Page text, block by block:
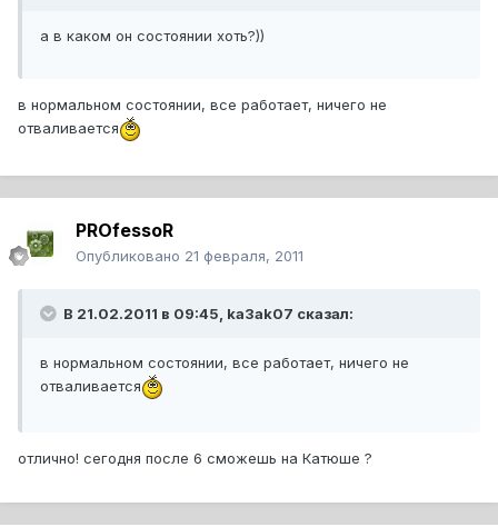
а в каком он состоянии хоть?))
в нормальном состоянии, все работает, ничего не
отваливается
PROfessoR
Опубликовано 21 февраля, 2011
В 21.02.2011 в 09:45, ka3ak07 сказал:
в нормальном состоянии, все работает, ничего не
отваливается
отлично! сегодня после 6 сможешь на Катюше ?